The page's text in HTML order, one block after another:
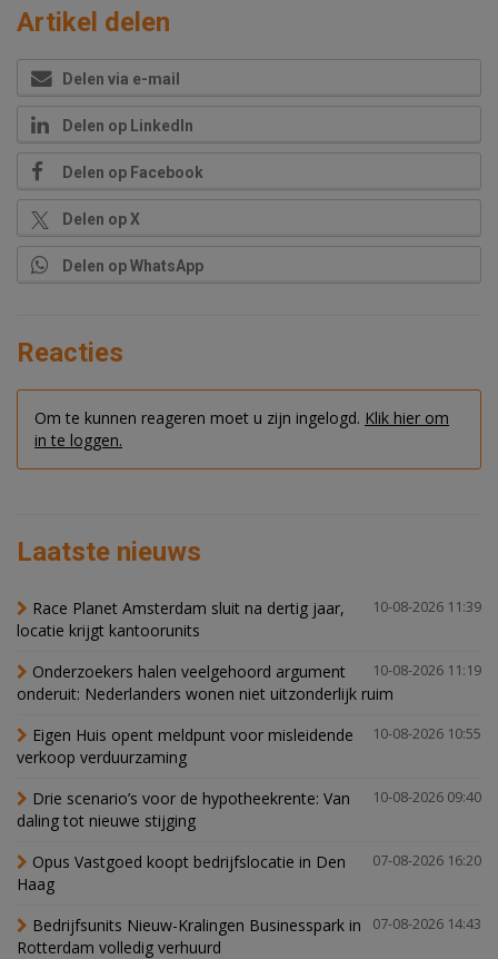
Artikel delen
Delen via e-mail
Delen op LinkedIn
Delen op Facebook
Delen op X
Delen op WhatsApp
Reacties
Om te kunnen reageren moet u zijn ingelogd. Klik hier om
in te loggen.
Laatste nieuws
10-08-2026 11:39
Race Planet Amsterdam sluit na dertig jaar,
locatie krijgt kantoorunits
10-08-2026 11:19
Onderzoekers halen veelgehoord argument
onderuit: Nederlanders wonen niet uitzonderlijk ruim
10-08-2026 10:55
Eigen Huis opent meldpunt voor misleidende
verkoop verduurzaming
10-08-2026 09:40
Drie scenario’s voor de hypotheekrente: Van
daling tot nieuwe stijging
07-08-2026 16:20
Opus Vastgoed koopt bedrijfslocatie in Den
Haag
07-08-2026 14:43
Bedrijfsunits Nieuw-Kralingen Businesspark in
Rotterdam volledig verhuurd